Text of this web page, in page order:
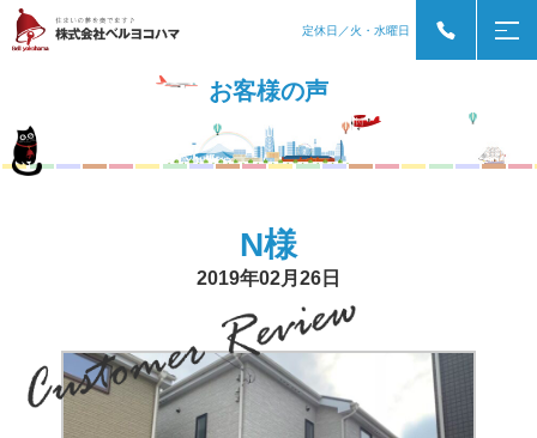
定休日／火・水曜日
お客様の声
N様
2019年02月26日